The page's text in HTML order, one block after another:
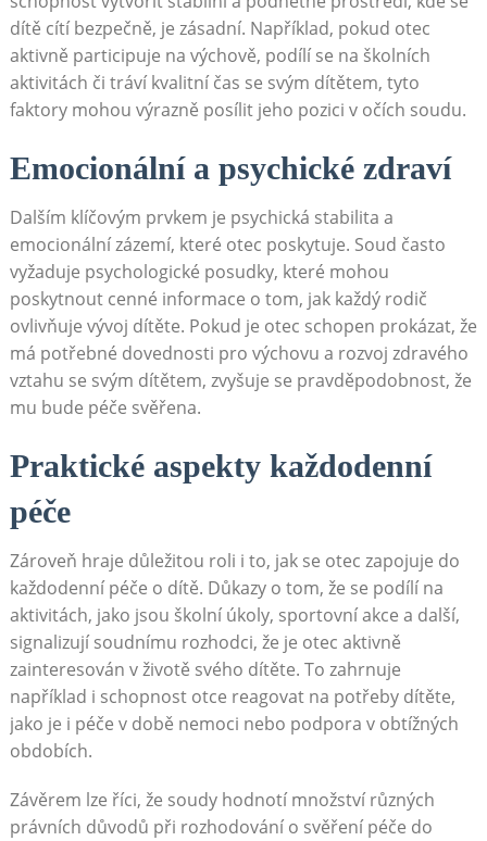
dítě cítí bezpečně, je zásadní. Například, pokud otec
aktivně participuje na výchově, podílí se na školních
aktivitách či tráví kvalitní čas se svým dítětem, tyto
faktory mohou výrazně posílit jeho pozici v očích soudu.
Emocionální a psychické zdraví
Dalším klíčovým prvkem je psychická stabilita a
emocionální zázemí, které otec poskytuje. Soud často
vyžaduje psychologické posudky, které mohou
poskytnout cenné informace o tom, jak každý rodič
ovlivňuje vývoj dítěte. Pokud je otec schopen prokázat, že
má potřebné dovednosti pro výchovu a rozvoj zdravého
vztahu se svým dítětem, zvyšuje se pravděpodobnost, že
mu bude péče svěřena.
Praktické aspekty každodenní
péče
Zároveň hraje důležitou roli i to, jak se otec zapojuje do
každodenní péče o dítě. Důkazy o tom, že se podílí na
aktivitách, jako jsou školní úkoly, sportovní akce a další,
signalizují soudnímu rozhodci, že je otec aktivně
zainteresován v životě svého dítěte. To zahrnuje
například i schopnost otce reagovat na potřeby dítěte,
jako je i péče v době nemoci nebo podpora v obtížných
obdobích.
Závěrem lze říci, že soudy hodnotí množství různých
právních důvodů při rozhodování o svěření péče do